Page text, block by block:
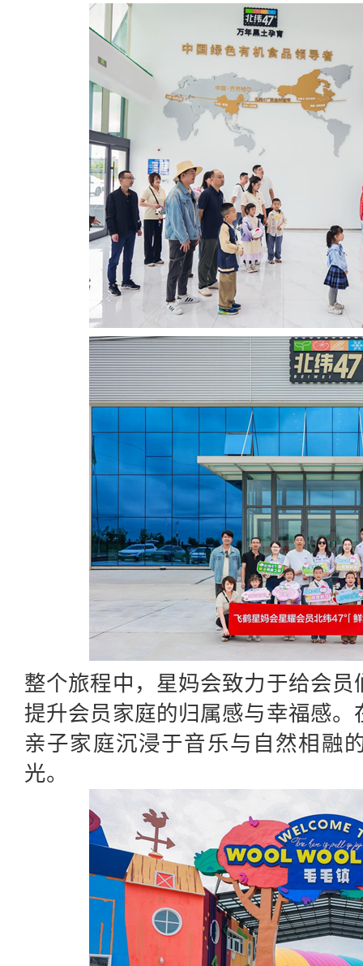
整个旅程中，星妈会致力于给会
提升会员家庭的归属感与幸福感
亲子家庭沉浸于音乐与自然相融
光。